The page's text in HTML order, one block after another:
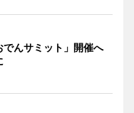
んサミット」開催へ